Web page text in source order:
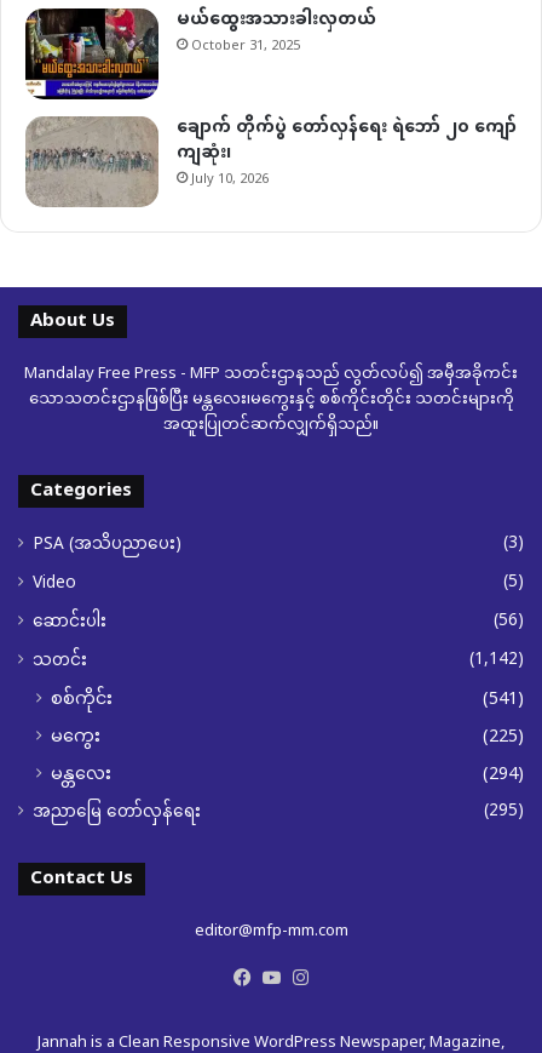
မယ်ထွေးအသားခါးလှတယ်
October 31, 2025
ချောက် တိုက်ပွဲ တော်လှန်ရေး ရဲဘော် ၂၀ ကျော်
ကျဆုံး၊
July 10, 2026
About Us
Mandalay Free Press - MFP သတင်းဌာနသည် လွတ်လပ်၍ အမှီအခိုကင်း
သောသတင်းဌာနဖြစ်ပြီး မန္တလေး၊မကွေးနှင့် စစ်ကိုင်းတိုင်း သတင်းများကို
အထူးပြုတင်ဆက်လျှက်ရှိသည်။
Categories
PSA (အသိပညာပေး)
(3)
Video
(5)
ဆောင်းပါး
(56)
သတင်း
(1,142)
စစ်ကိုင်း
(541)
မကွေး
(225)
မန္တလေး
(294)
အညာမြေ တော်လှန်ရေး (295)
Contact Us
editor@mfp-mm.com
Facebook
YouTube
Jannah is a Clean Responsive WordPress Newspaper, Magazine,